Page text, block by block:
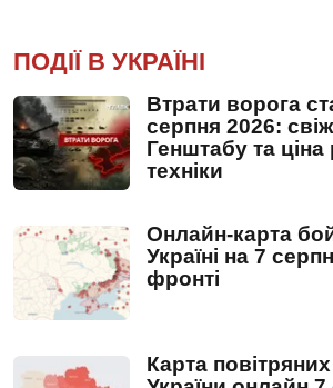
ПОДІЇ В УКРАЇНІ
Втрати ворога
серпня 2026:
Генштабу та ціна
техніки
Онлайн-карта
Україні на 7
фронті
Карта